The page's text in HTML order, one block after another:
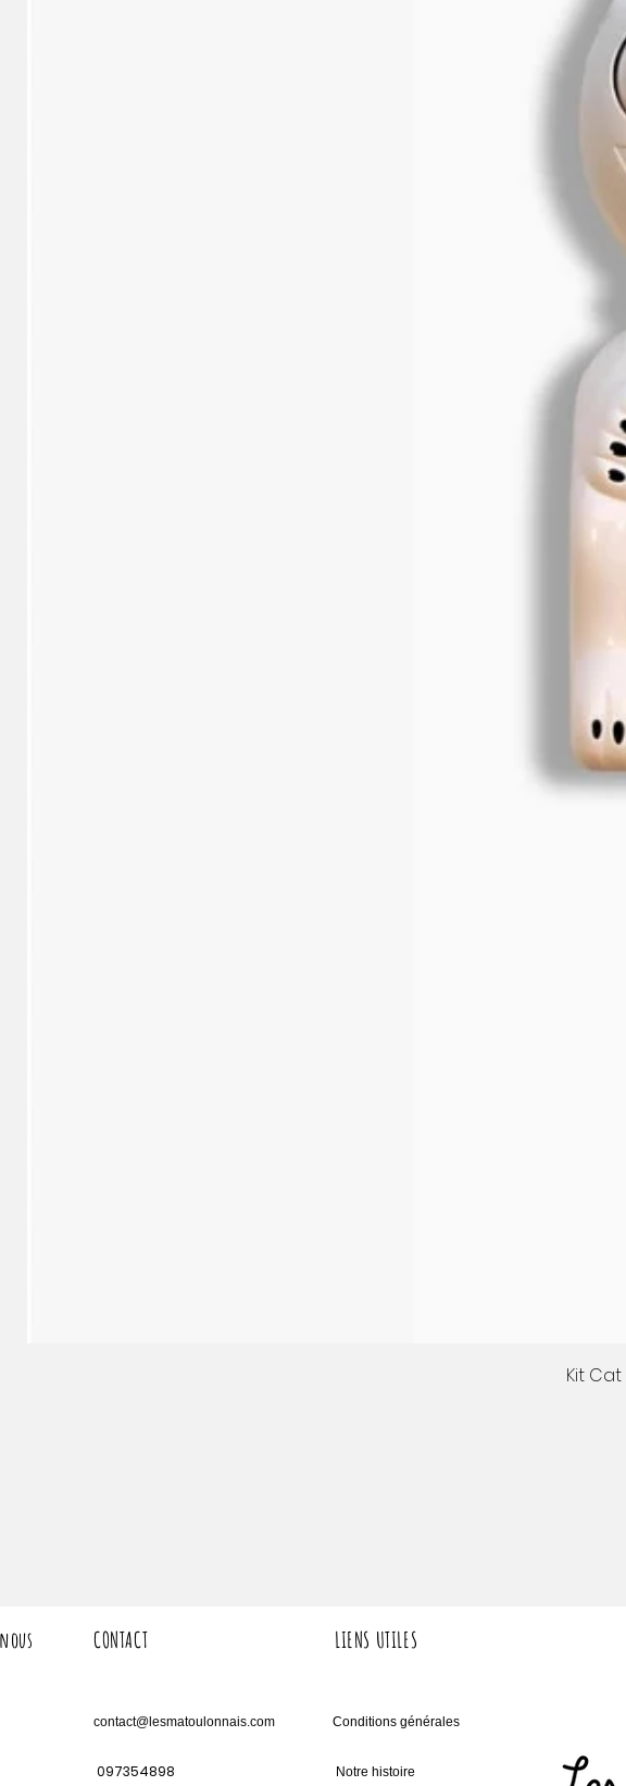
Kit
CONTACT LIENS UTILES
contact@lesmatoulonnais.com Conditions générales
097354898
Notre histoire